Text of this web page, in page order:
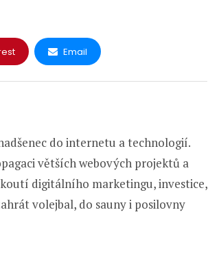
Email
do internetu a technologií.
větších webových projektů a
digitálního marketingu, investice,
volejbal, do sauny i posilovny